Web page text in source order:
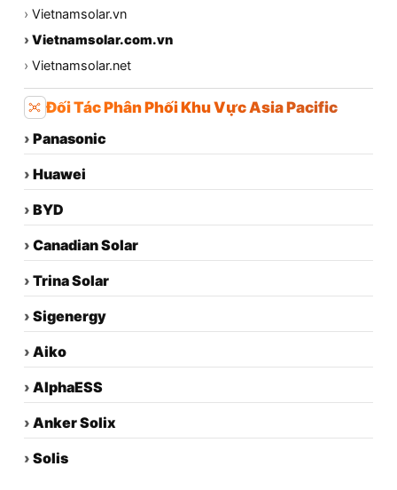
› Vietnamsolar.vn
› Vietnamsolar.com.vn
› Vietnamsolar.net
Đối Tác Phân Phối Khu Vực Asia Pacific
› Panasonic
› Huawei
› BYD
› Canadian Solar
› Trina Solar
› Sigenergy
› Aiko
› AlphaESS
› Anker Solix
› Solis